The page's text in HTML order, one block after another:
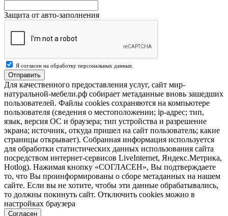
Защита от авто-заполнения
Я согласен на обработку персональных данных
Отправить
Для качественного предоставления услуг, сайт мир-
натуральной-мебели.рф собирает метаданные вновь зашедших
пользователей. Файлы cookies сохраняются на компьютере
пользователя (сведения о местоположении; ip-адрес; тип,
язык, версия ОС и браузера; тип устройства и разрешение
экрана; источник, откуда пришел на сайт пользователь; какие
страницы открывает). Собранная информация используется
для обработки статистических данных использования сайта
посредством интернет-сервисов LiveInternet, Яндекс.Метрика,
Hotlog). Нажимая кнопку «СОГЛАСЕН», Вы подтверждаете
то, что Вы проинформированы о сборе метаданных на нашем
сайте. Если вы не хотите, чтобы эти данные обрабатывались,
то должны покинуть сайт. Отключить cookies можно в
настройках браузера
Согласен